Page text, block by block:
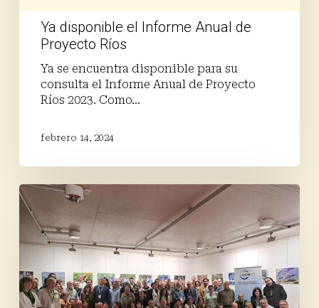
Ya disponible el Informe Anual de
Proyecto Ríos
Ya se encuentra disponible para su
consulta el Informe Anual de Proyecto
Ríos 2023. Como…
febrero 14, 2024
Participamos
en
XVII
Foro
Internacional
de
Conservación